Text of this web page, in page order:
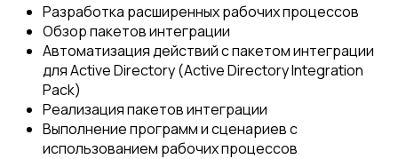
Разработка расширенных рабочих процессов
Обзор пакетов интеграции
Автоматизация действий с пакетом интеграции
для Active Directory (Active Directory Integration
Pack)
Реализация пакетов интеграции
Выполнение программ и сценариев с
использованием рабочих процессов